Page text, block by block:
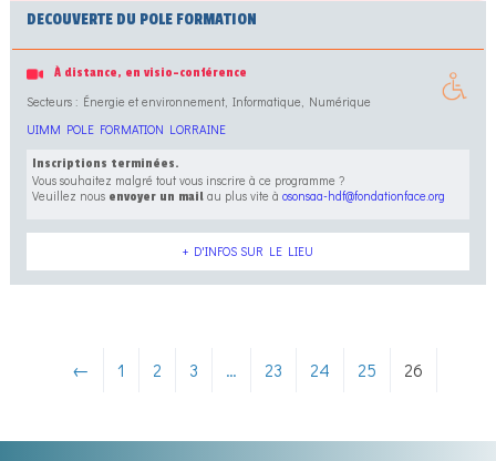
DECOUVERTE DU POLE FORMATION
À distance, en visio-conférence
Secteurs : Énergie et environnement, Informatique, Numérique
UIMM POLE FORMATION LORRAINE
Inscriptions terminées.
Vous souhaitez malgré tout vous inscrire à ce programme ?
Veuillez nous envoyer un mailau plus vite à osonsaa-hdf@fondationface.org
+ D'INFOS SUR LE LIEU
← 1 2 3 … 23 24 25 26